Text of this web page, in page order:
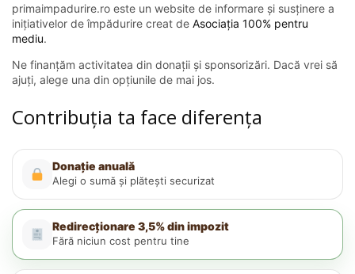
primaimpadurire.ro este un website de informare și susținere a
inițiativelor de împădurire creat de Asociația 100% pentru
mediu.
Ne finanțăm activitatea din donații și sponsorizări. Dacă vrei să
ajuți, alege una din opțiunile de mai jos.
Contribuția ta face diferența
Donație anuală
Alegi o sumă și plătești securizat
Redirecționare 3,5% din impozit
Fără niciun cost pentru tine